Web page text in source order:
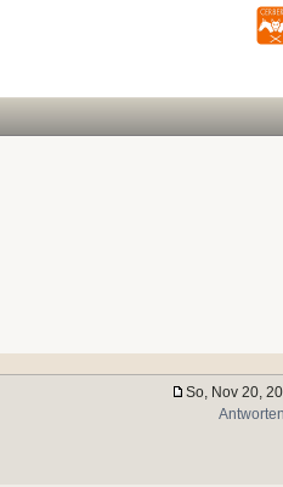
So, Nov 20,